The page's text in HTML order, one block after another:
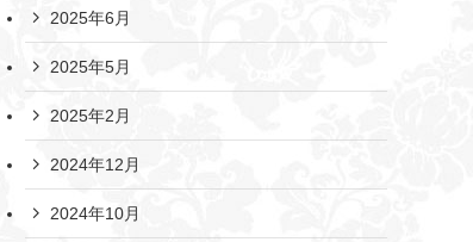
2025年6月
2025年5月
2025年2月
2024年12月
2024年10月